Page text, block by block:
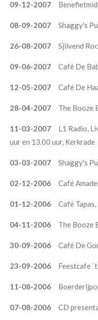
09-12-2007
08-09-2007 Shaggy's
26-08-2007 Sjilvend
09-06-2007 Café De
12-05-2007 Café De
28-04-2007 The Booze
11-03-2007 L1 Radio,
uur en 13.00 uur, Kerkrade
03-03-2007 Shaggy's
02-12-2006 Café
01-12-2006 Café
04-11-2006 The Booze
30-09-2006 Café De
23-09-2006 Feestcafe `t
11-08-2006
07-08-2006 CD